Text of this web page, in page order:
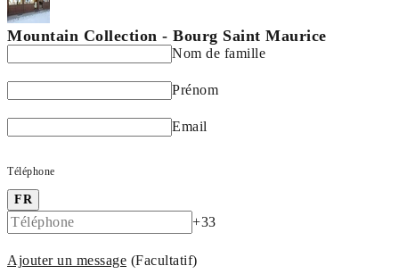
Mountain Collection - Bourg Saint Maurice
Nom de famille
Prénom
Email
Téléphone
FR
+33
Ajouter un message (Facultatif)